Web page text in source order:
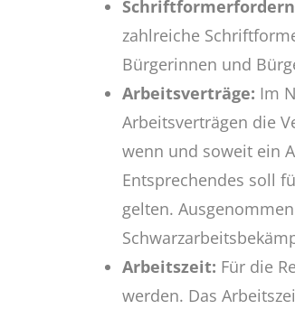
zahlreiche
Bürgerinnen und
Arbeitsverträge: Im
Arbeitsverträgen die
wenn und soweit ein
Entsprechendes soll
gelten.
Arbeitszeit: Für die
werden. Das